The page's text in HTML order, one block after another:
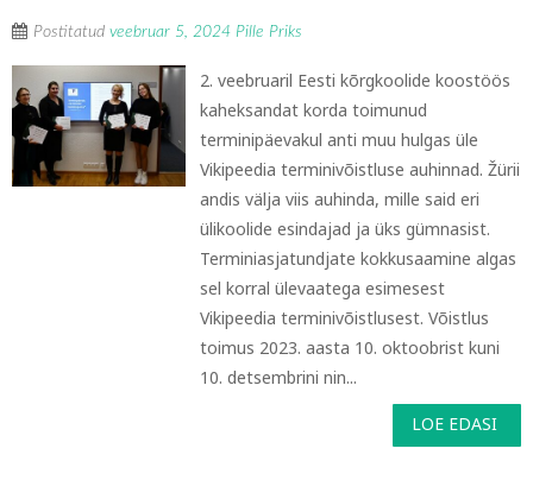
Postitatud veebruar 5, 2024 Pille Priks
2. veebruaril Eesti kõrgkoolide koostöös
kaheksandat korda toimunud
terminipäevakul anti muu hulgas üle
Vikipeedia terminivõistluse auhinnad. Žürii
andis välja viis auhinda, mille said eri
ülikoolide esindajad ja üks gümnasist.
Terminiasjatundjate kokkusaamine algas
sel korral ülevaatega esimesest
Vikipeedia terminivõistlusest. Võistlus
toimus 2023. aasta 10. oktoobrist kuni
10. detsembrini nin...
LOE EDASI